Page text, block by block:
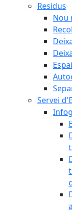
Residus
Nou
Servei